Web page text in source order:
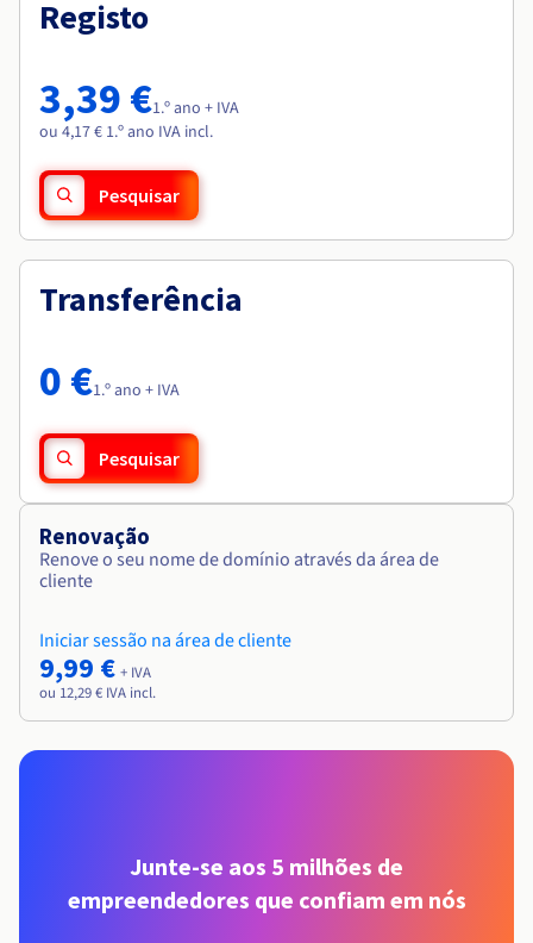
Preços
Roadmap & Changelog
Observabilidade
Roadmap & Changelog
Roadmap & Changelog
Roadmap & Changelog
Roadmap & Changelog
Registo
3,39 €1.º ano + IVA
ou 4,17 € 1.º ano IVA incl.
Pesquisar
Transferência
0 €1.º ano + IVA
Pesquisar
Renovação
Renove o seu nome de domínio através da área de
cliente
Iniciar sessão na área de cliente
9,99 € + IVA
ou 12,29 € IVA incl.
Junte-se aos 5 milhões de
empreendedores que confiam em nós